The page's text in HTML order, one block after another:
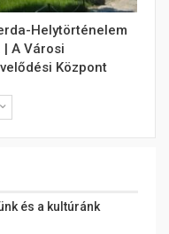
Helytörténelem
| A Városi
Központ
és a kultúránk